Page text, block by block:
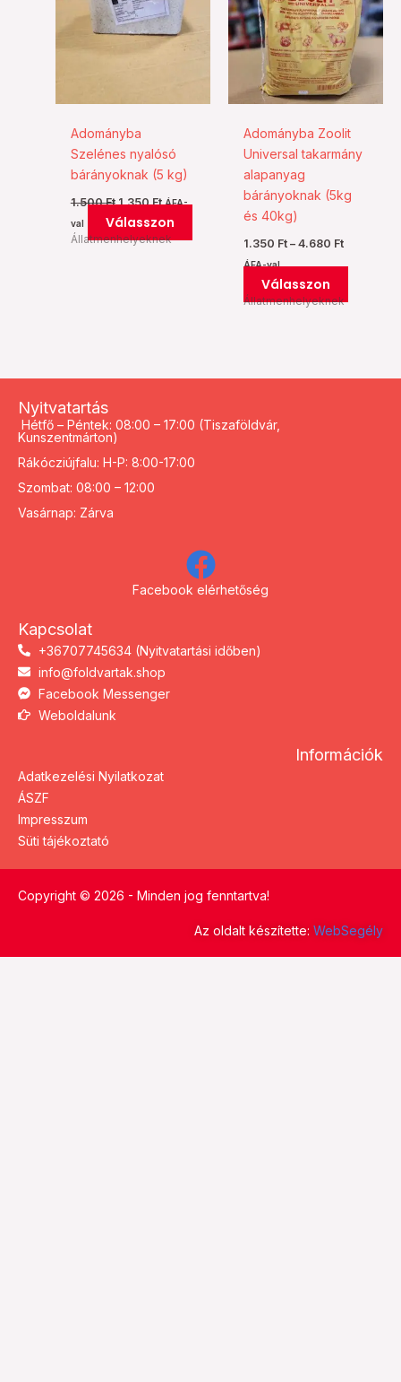
Adományba
Szelénes nyalósó
bárányoknak (5 kg)
1.500Ft 1.350Ft ÁFA-
val
Válasszon
variációja
változatok
Állatmenhelyeknek
Adományba Zoolit
Universal takarmány
alapanyag
bárányoknak (5kg
és 40kg)
1.350 Ft – 4.680 Ft
ÁFA-val
Válasszon
több
van.
A
Állatmenhelyeknek
Nyitvatartás
Hétfő – Péntek: 08:00 – 17:00 (Tiszaföldvár,
Kunszentmárton)
Rákócziújfalu: H-P: 8:00-17:00
Szombat: 08:00 – 12:00
Vasárnap: Zárva
Facebook elérhetőség
Kapcsolat
+36707745634 (Nyitvatartási időben)
info@foldvartak.shop
Facebook Messenger
Weboldalunk
Információk
Adatkezelési Nyilatkozat
ÁSZF
Impresszum
Süti tájékoztató
Copyright © 2026 - Minden jog fenntartva!
Az oldalt készítette: WebSegély